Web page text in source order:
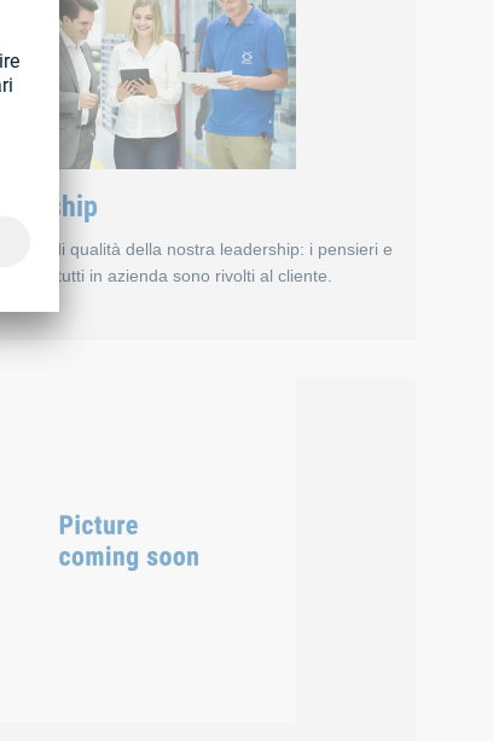
Per questo motivo, abbiamo bisogno di
un rapporto di partnership a lungo termine.
le norme di qualità e tutela dell’ambiente
di qualità della nostra leadership: i pensieri e
di tutti in azienda sono rivolti al cliente.
comunicano la nostra filosofia di qualità a tutti i